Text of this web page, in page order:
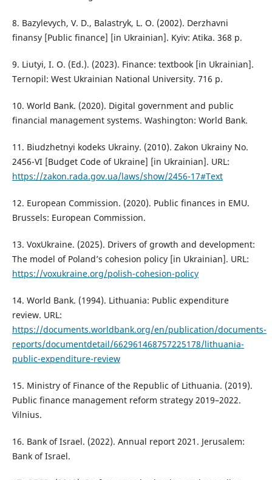
8. Bazylevych, V. D., Balastryk, L. O. (2002). Derzhavni
finansy [Public finance] [in Ukrainian]. Kyiv: Atika. 368 p.
9. Liutyi, I. O. (Ed.). (2023). Finance: textbook [in Ukrainian].
Ternopil: West Ukrainian National University. 716 p.
10. World Bank. (2020). Digital government and public
financial management systems. Washington: World Bank.
11. Biudzhetnyi kodeks Ukrainy. (2010). Zakon Ukrainy No.
2456-VI [Budget Code of Ukraine] [in Ukrainian]. URL:
https://zakon.rada.gov.ua/laws/show/2456-17#Text
12. European Commission. (2020). Public finances in EMU.
Brussels: European Commission.
13. VoxUkraine. (2025). Drivers of growth and development:
The model of Poland’s cohesion policy [in Ukrainian]. URL:
https://voxukraine.org/polish-cohesion-policy
14. World Bank. (1994). Lithuania: Public expenditure
review. URL:
https://documents.worldbank.org/en/publication/documents-
reports/documentdetail/662961468757225178/lithuania-
public-expenditure-review
15. Ministry of Finance of the Republic of Lithuania. (2019).
Public finance management reform strategy 2019–2022.
Vilnius.
16. Bank of Israel. (2022). Annual report 2021. Jerusalem:
Bank of Israel.